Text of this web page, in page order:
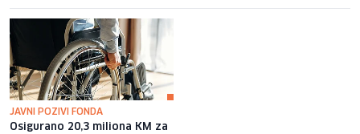
JAVNI POZIVI FONDA
Osigurano 20,3 miliona KM za